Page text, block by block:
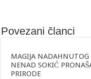
Povezani članci
MAGIJA NADAHNUTOG
NENAD SOKIĆ
PRIRODE